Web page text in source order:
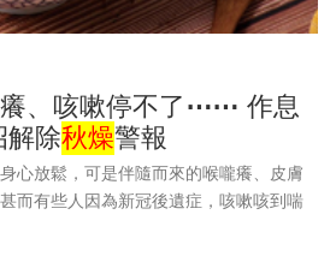
、咳嗽停不了⋯⋯ 作息
解除秋燥警報
心放鬆，可是伴隨而來的喉嚨癢、皮膚
而有些人因為新冠後遺症，咳嗽咳到喘